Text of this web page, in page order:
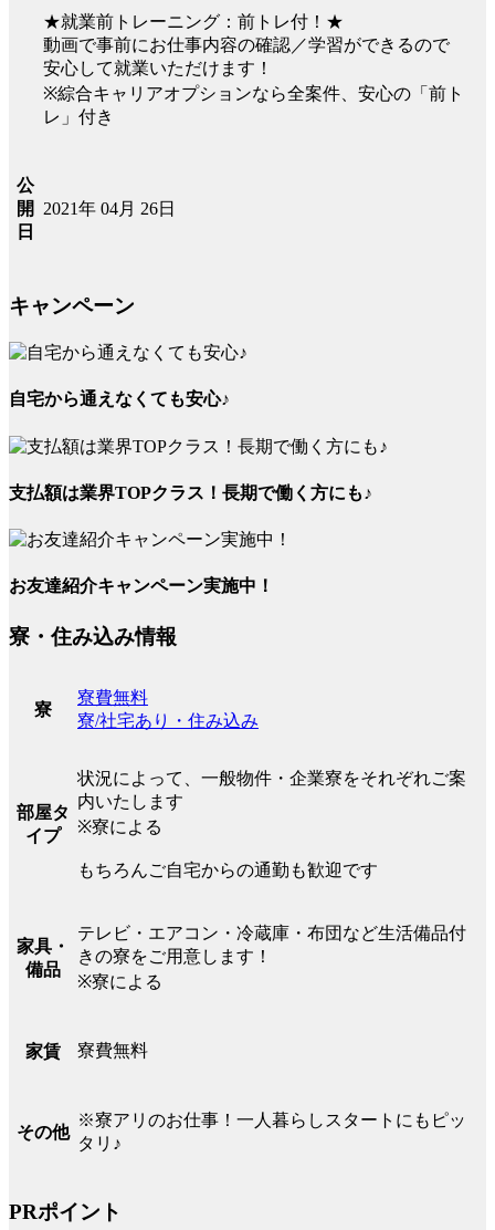
★就業前トレーニング：前トレ付！★
動画で事前にお仕事内容の確認／学習ができるので
安心して就業いただけます！
※綜合キャリアオプションなら全案件、安心の「前ト
レ」付き
公
開
日
2021年 04月 26日
キャンペーン
自宅から通えなくても安心♪
支払額は業界TOPクラス！長期で働く方にも♪
お友達紹介キャンペーン実施中！
寮・住み込み情報
寮
寮費無料
寮/社宅あり・住み込み
部屋タ
イプ
状況によって、一般物件・企業寮をそれぞれご案
内いたします
※寮による
もちろんご自宅からの通勤も歓迎です
家具・
備品
テレビ・エアコン・冷蔵庫・布団など生活備品付
きの寮をご用意します！
※寮による
家賃 寮費無料
その他
※寮アリのお仕事！一人暮らしスタートにもピッ
タリ♪
PRポイント